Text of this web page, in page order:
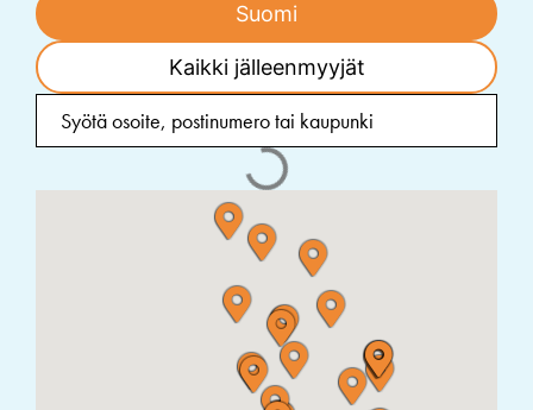
Suomi
Kaikki jälleenmyyjät
MURIKANTIE 7, 68410 ALAVETELI, Suomi
KOIRAN LIHASHUOLTO TANDOG
Paronintie 71, 25700 Kemiö
LEMMIKKITARVIKE TAKKULA
KESKUSKATU 53 A 38700 KANKAANPÄÄ